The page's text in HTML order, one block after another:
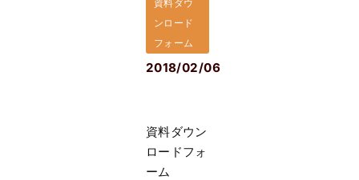
資料ダウ
ンロード
フォーム
2018/02/06
資料ダウン
ロードフォ
ーム